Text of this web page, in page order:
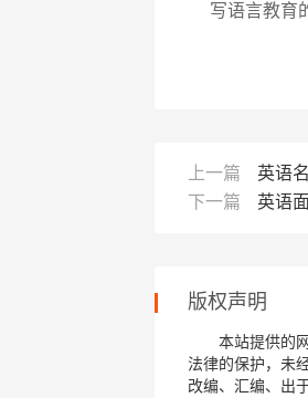
写语言教育
上一篇
英语
下一篇
英语
版权声明
本站提供的
法律的保护，未
改编、汇编、出